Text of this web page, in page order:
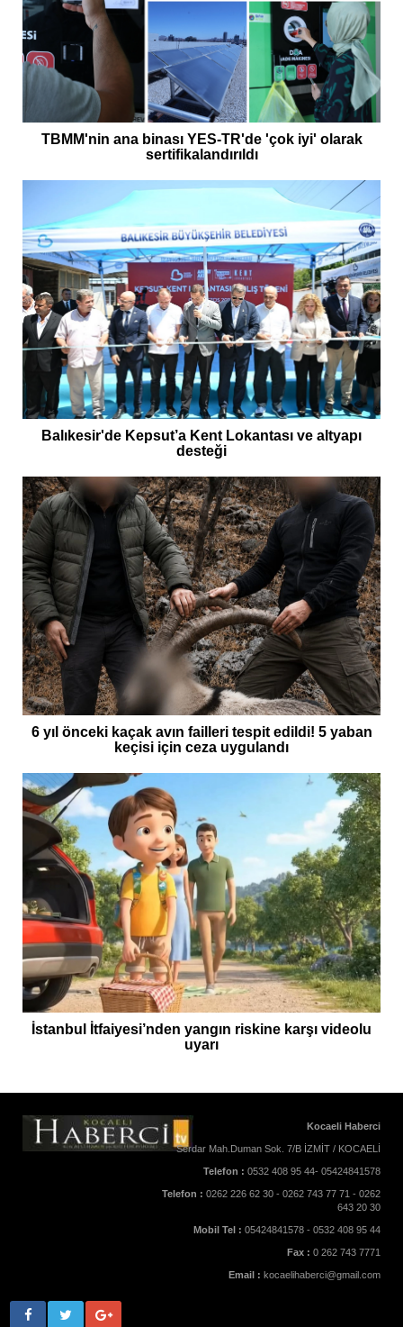
TBMM'nin ana binası YES-TR'de 'çok iyi' olarak
sertifikalandırıldı
Balıkesir'de Kepsut’a Kent Lokantası ve altyapı
desteği
6 yıl önceki kaçak avın failleri tespit edildi! 5 yaban
keçisi için ceza uygulandı
İstanbul İtfaiyesi’nden yangın riskine karşı videolu
uyarı
Kocaeli Haberci
Serdar Mah.Duman Sok. 7/B İZMİT / KOCAELİ
Telefon : 0532 408 95 44- 05424841578
Telefon : 0262 226 62 30 - 0262 743 77 71 - 0262
643 20 30
Mobil Tel : 05424841578 - 0532 408 95 44
Fax : 0 262 743 7771
Email : kocaelihaberci@gmail.com